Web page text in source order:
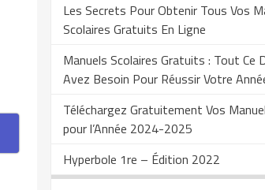
Les Secrets Pour Obtenir Tous Vos
Scolaires Gratuits En Ligne
Manuels Scolaires Gratuits : Tout Ce
Avez Besoin Pour Réussir Votre
Téléchargez Gratuitement Vos
pour l’Année 2024-2025
Hyperbole 1re – Édition 2022